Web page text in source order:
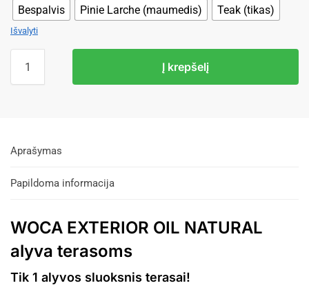
Bespalvis Pinie Larche (maumedis) Teak (tikas)
Išvalyti
Į krepšelį
Aprašymas
Papildoma informacija
WOCA EXTERIOR OIL NATURAL
alyva terasoms
Tik 1 alyvos sluoksnis terasai!